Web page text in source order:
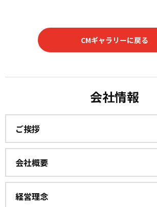
CMギャラリーに戻る
会社情報
ご挨拶
会社概要
経営理念